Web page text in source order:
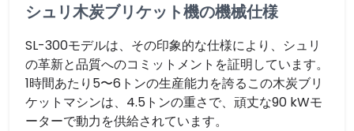
シュリ木炭ブリケット機の機械仕様
SL-300モデルは、その印象的な仕様により、シュリ
の革新と品質へのコミットメントを証明しています。
1時間あたり5〜6トンの生産能力を誇るこの木炭ブリ
ケットマシンは、4.5トンの重さで、頑丈な90 kWモ
ーターで動力を供給されています。